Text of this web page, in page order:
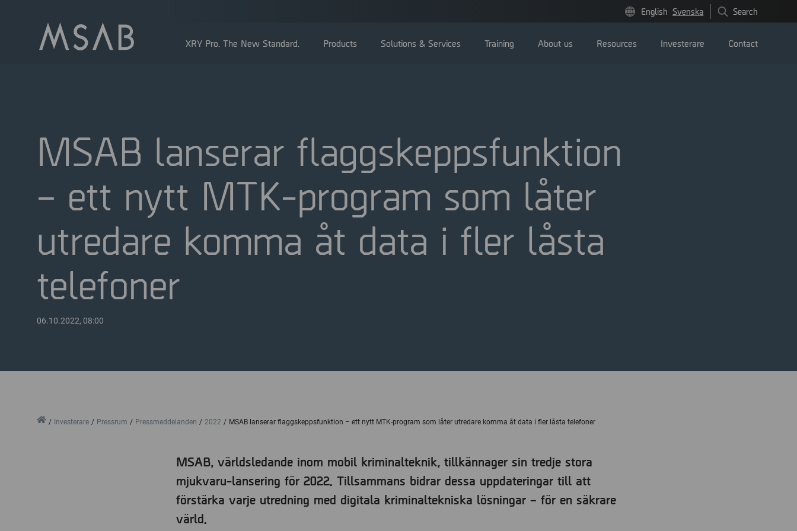
English Svenska Search
XRY Pro. The New Standard. Products Solutions & Services Training About us Resources Investerare
Större aktieägare
Insidertransaktioner
Bolagsstämma
Ledning
Bolagsstyrningsrapporter
Valberedning
Bolagsordning
Pressmeddelanden
Image bank
Contact
MSAB lanserar flaggskeppsfunktion
– ett nytt MTK-program som låter
utredare komma åt data i fler låsta
telefoner
06.10.2022, 08:00
HomeInvesterare Pressrum Pressmeddelanden 2022 MSAB lanserar flaggskeppsfunktion – ett nytt MTK-program som låter utredare komma åt data i fler låsta telefoner
MSAB, världsledande inom mobil kriminalteknik, tillkännager sin tredje stora
mjukvaru-lansering för 2022. Tillsammans bidrar dessa uppdateringar till att
förstärka varje utredning med digitala kriminaltekniska lösningar – för en säkrare
värld.